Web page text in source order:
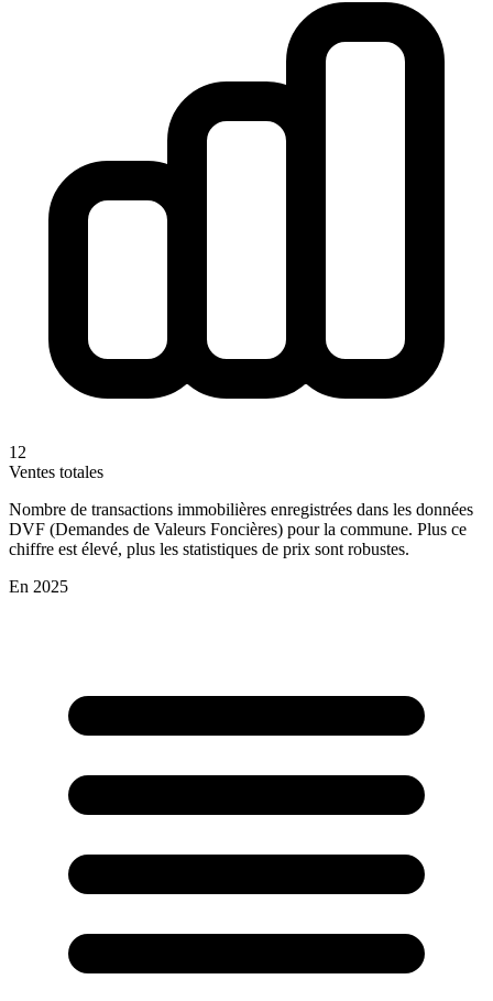
12
Ventes totales
Nombre de transactions immobilières enregistrées dans les données
DVF (Demandes de Valeurs Foncières) pour la commune. Plus ce
chiffre est élevé, plus les statistiques de prix sont robustes.
En 2025